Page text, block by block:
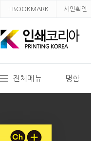
+BOOKMARK 시안확인
전체메뉴 명함